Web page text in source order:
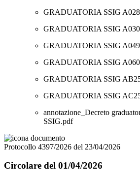
GRADUATORIA SSIG
GRADUATORIA SSIG
GRADUATORIA SSIG
GRADUATORIA SSIG
GRADUATORIA SSIG
GRADUATORIA SSIG
annotazione_Decreto
SSIG.pdf
Protocollo 4397/2026 del 23/04/2026
Circolare del 01/04/2026